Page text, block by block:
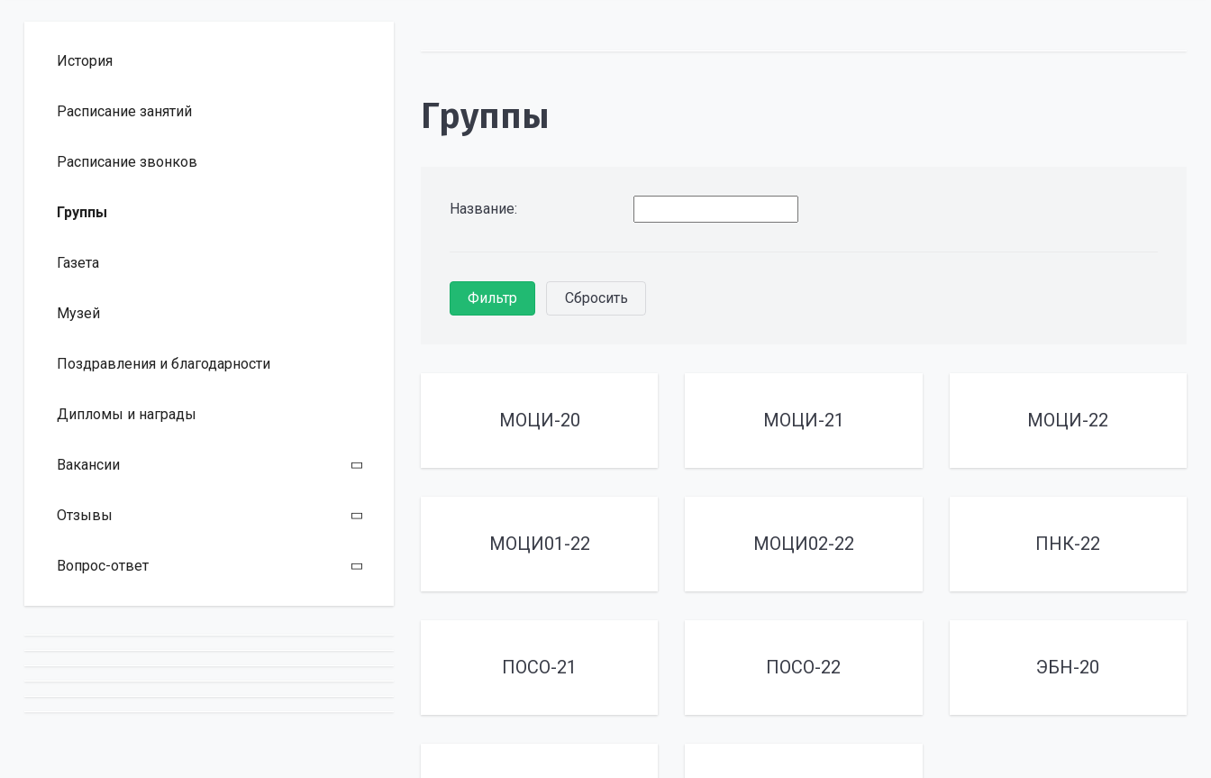
История
Расписание занятий
Расписание звонков
Группы
Газета
Музей
Поздравления и благодарности
Дипломы и награды
Вакансии
Отзывы
Вопрос-ответ
Группы
Название:
МОЦИ-20 МОЦИ-21 МОЦИ-22
МОЦИ01-22 МОЦИ02-22 ПНК-22
ПОСО-21 ПОСО-22 ЭБН-20